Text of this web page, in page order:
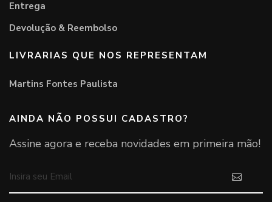
Entrega
Devolução & Reembolso
LIVRARIAS QUE NOS REPRESENTAM
Martins Fontes Paulista
AINDA NÃO POSSUI CADASTRO?
Assine agora e receba novidades em primeira mão!